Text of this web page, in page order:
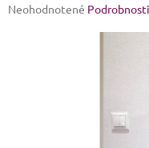
Priemerné
Neohodnotené